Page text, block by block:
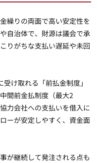
繰りの両面で高い安定性を
自治体で、財源は議会で承
りがちな支払い遅延や未回
け取れる「前払金制度」
間前金払制度（最大2
力会社への支払いを借入に
ーが安定しやすく、資金面
が継続して発注される点も